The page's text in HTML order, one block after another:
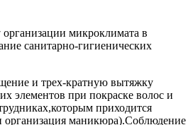
микроклимата в
санитарно-гигиенических
и трех-кратную вытяжку
элементов при покраске волос и
приходится
организация маникюра).Соблюдение